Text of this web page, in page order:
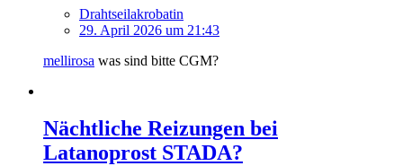
Drahtseilakrobatin
29. April 2026 um 21:43
mellirosa was sind bitte CGM?
Nächtliche Reizungen bei
Latanoprost STADA?